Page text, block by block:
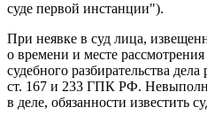
суде первой инстанции").
При неявке в суд лица,
о времени и месте
судебного разбирательства
ст. 167 и 233 ГПК РФ.
в деле, обязанности известить